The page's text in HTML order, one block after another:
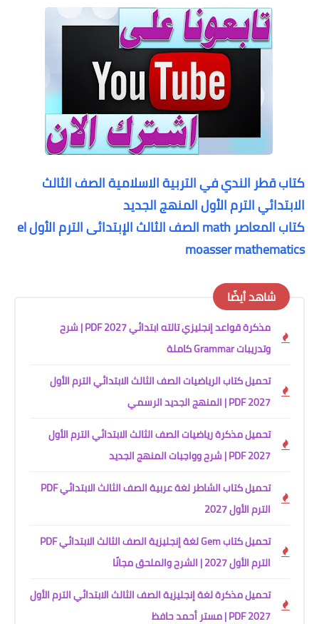
كتاب قطر الندي في التربية الاسلامية الصف الثالث
الابتدائي الترم الأول المنهج الجديد
كتاب المعاصر math الصف الثالث الإبتدائى الترم الأول el
moasser mathematics
شاهد أيضًا
مذكرة قواعد إنجليزي تالته ابتدائي 2027 PDF | شرح
وتدريبات Grammar كاملة
تحميل كتاب الرياضيات الصف الثالث الابتدائي الترم الأول
2027 PDF | المنهج الجديد الرسمي
تحميل مذكرة رياضيات الصف الثالث الابتدائي الترم الأول
2027 PDF | شرح وواجبات المنهج الجديد
تحميل كتاب الشاطر لغة عربية الصف الثالث الابتدائي PDF
الترم الأول 2027
تحميل كتاب Gem لغة إنجليزية الصف الثالث الابتدائي PDF
الترم الأول 2027 | الشرح والملحق مجانًا
تحميل مذكرة لغة إنجليزية الصف الثالث الابتدائي الترم الأول
2027 PDF | مستر أحمد حافظ